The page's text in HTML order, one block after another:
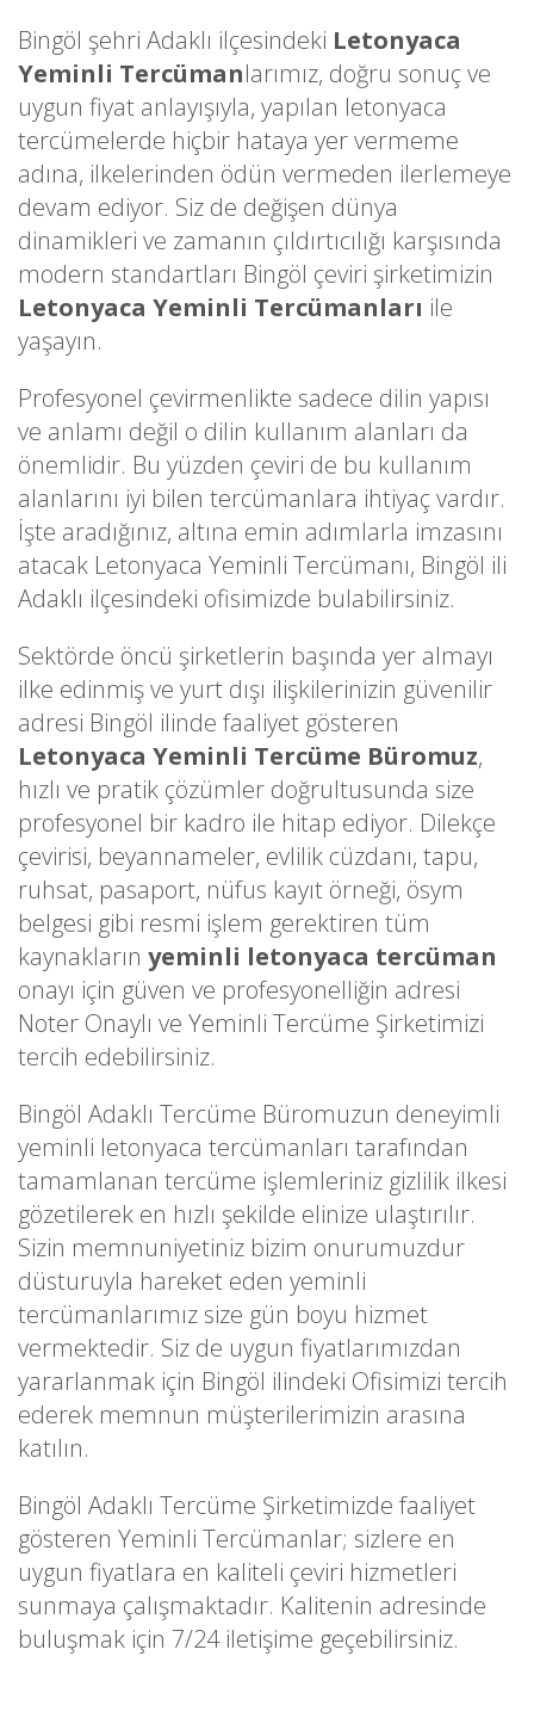
Bingöl şehri Adaklı ilçesindeki Letonyaca
Yeminli Tercümanlarımız, doğru sonuç ve
uygun fiyat anlayışıyla, yapılan letonyaca
tercümelerde hiçbir hataya yer vermeme
adına, ilkelerinden ödün vermeden ilerlemeye
devam ediyor. Siz de değişen dünya
dinamikleri ve zamanın çıldırtıcılığı karşısında
modern standartları Bingöl çeviri şirketimizin
Letonyaca Yeminli Tercümanları ile
yaşayın.
Profesyonel çevirmenlikte sadece dilin yapısı
ve anlamı değil o dilin kullanım alanları da
önemlidir. Bu yüzden çeviri de bu kullanım
alanlarını iyi bilen tercümanlara ihtiyaç vardır.
İşte aradığınız, altına emin adımlarla imzasını
atacak Letonyaca Yeminli Tercümanı, Bingöl ili
Adaklı ilçesindeki ofisimizde bulabilirsiniz.
Sektörde öncü şirketlerin başında yer almayı
ilke edinmiş ve yurt dışı ilişkilerinizin güvenilir
adresi Bingöl ilinde faaliyet gösteren
Letonyaca Yeminli Tercüme Büromuz,
hızlı ve pratik çözümler doğrultusunda size
profesyonel bir kadro ile hitap ediyor. Dilekçe
çevirisi, beyannameler, evlilik cüzdanı, tapu,
ruhsat, pasaport, nüfus kayıt örneği, ösym
belgesi gibi resmi işlem gerektiren tüm
kaynakların yeminli letonyaca tercüman
onayı için güven ve profesyonelliğin adresi
Noter Onaylı ve Yeminli Tercüme Şirketimizi
tercih edebilirsiniz.
Bingöl Adaklı Tercüme Büromuzun deneyimli
yeminli letonyaca tercümanları tarafından
tamamlanan tercüme işlemleriniz gizlilik ilkesi
gözetilerek en hızlı şekilde elinize ulaştırılır.
Sizin memnuniyetiniz bizim onurumuzdur
düsturuyla hareket eden yeminli
tercümanlarımız size gün boyu hizmet
vermektedir. Siz de uygun fiyatlarımızdan
yararlanmak için Bingöl ilindeki Ofisimizi tercih
ederek memnun müşterilerimizin arasına
katılın.
Bingöl Adaklı Tercüme Şirketimizde faaliyet
gösteren Yeminli Tercümanlar; sizlere en
uygun fiyatlara en kaliteli çeviri hizmetleri
sunmaya çalışmaktadır. Kalitenin adresinde
buluşmak için 7/24 iletişime geçebilirsiniz.